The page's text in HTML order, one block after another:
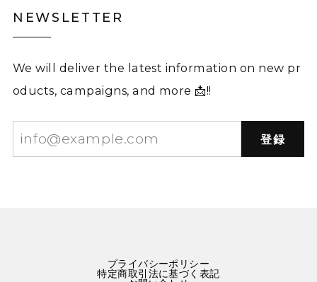
NEWSLETTER
We will deliver the latest information on new pr
oducts, campaigns, and more 📩!!
登録
プライバシーポリシー
特定商取引法に基づく表記